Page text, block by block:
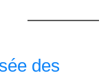
des